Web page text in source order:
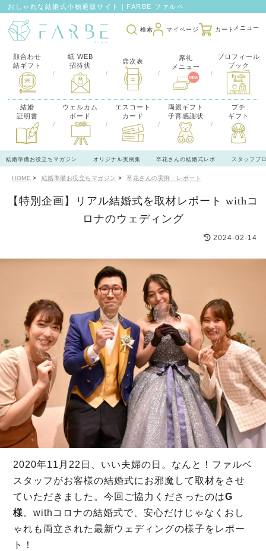
おしゃれな結婚式小物通販サイト｜FARBE ファルベ
検索 マイページ カート
顔合わせ
結ギフト
/
紙 WEB
招待状
/
席次表
/
席礼
メニュー
/
プロフィール
ブック
結婚
証明書
/
ウェルカム
ボード
/
エスコート
カード
/
両親ギフト
子育感謝状
/
プチ
ギフト
結婚準備お役立ちマガジン オリジナル実例集 卒花さんの結婚式レポ スタッフブ
HOME 結婚準備お役立ちマガジン 卒花さんの実例・レポート
【特別企画】リアル結婚式を取材レポート withコ
ロナのウェディング
2024-02-14
2020年11月22日、いい夫婦の日。なんと！ファルベ
スタッフがお客様の結婚式にお邪魔して取材をさせ
ていただきました。今回ご協力くださったのはG
様。withコロナの結婚式で、安心だけじゃなくおし
ゃれも両立された最新ウェディングの様子をレポー
ト！